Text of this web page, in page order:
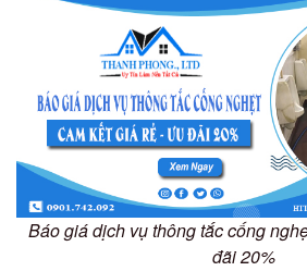
Báo giá dịch vụ thông tắc cống
đãi 20%